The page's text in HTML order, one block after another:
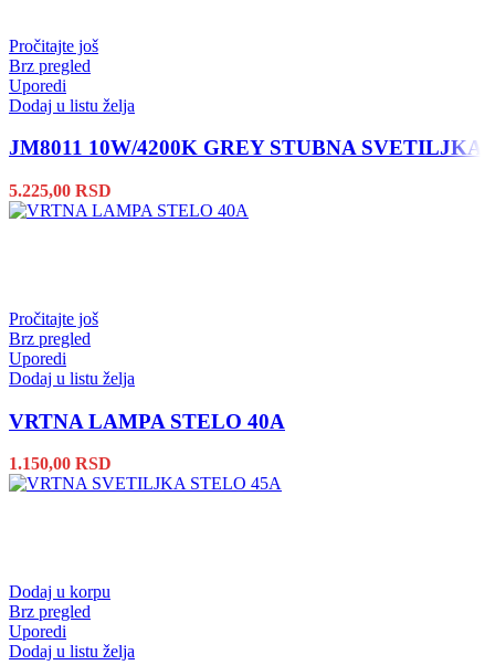
Pročitajte još
Brz pregled
Uporedi
Dodaj u listu želja
JM8011 10W/4200K GREY STUBNA SVETILJKA
5.225,00 RSD
Pročitajte još
Brz pregled
Uporedi
Dodaj u listu želja
VRTNA LAMPA STELO 40A
1.150,00 RSD
Dodaj u korpu
Brz pregled
Uporedi
Dodaj u listu želja